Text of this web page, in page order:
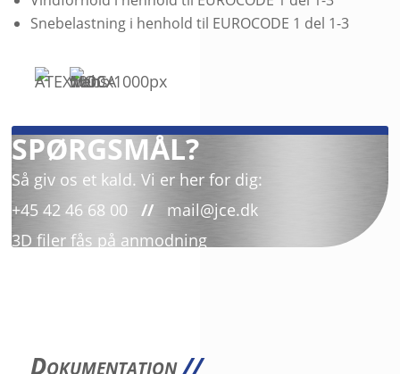
Snebelastning i henhold til EUROCODE 1 del 1-3
SPØRGSMÅL?
Så giv os et kald. Vi er her for dig:
+45 42 46 68 00
//
mail@jce.dk
3D filer fås på anmodning
Dokumentation//